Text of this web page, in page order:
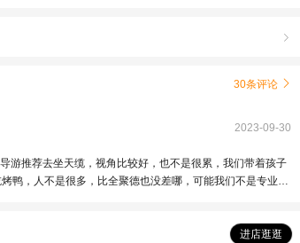

30条评论 
2023-09-30
游推荐去坐天缆，视角比较好，也不是很累，我们带着孩子
鸭，人不是很多，比全聚德也没差哪，可能我们不是专业吃
进店逛逛